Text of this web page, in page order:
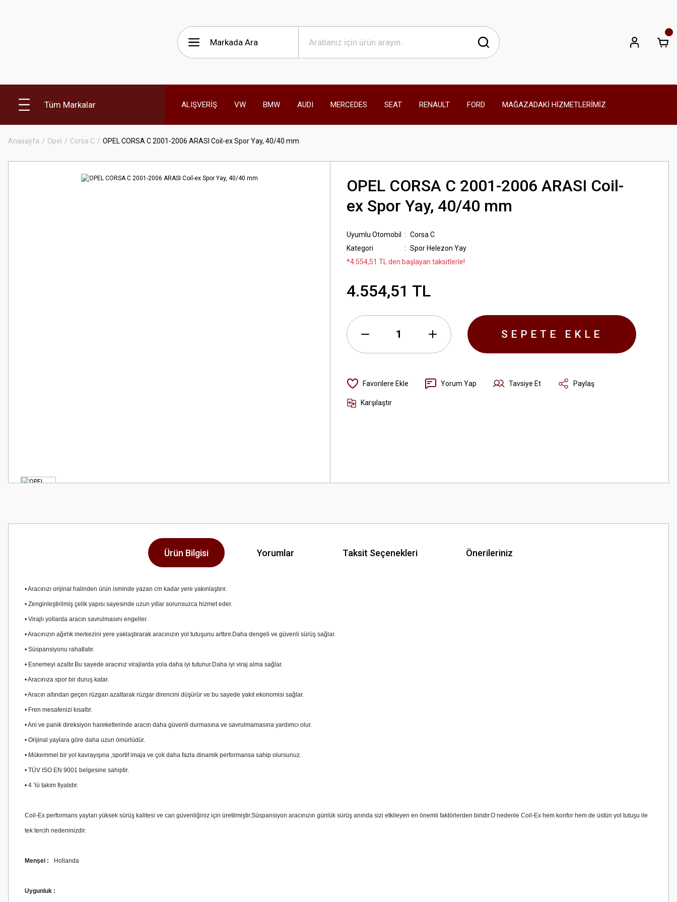
Tüm Markalar ALIŞVERİŞ VW BMW AUDI MERCEDES SEAT RENAULT FORD MAĞAZADAKİ HİZMETLERİMİZ
Anasayfa Opel Corsa C OPEL CORSA C 2001-2006 ARASI Coil-ex Spor Yay, 40/40 mm
OPEL CORSA C 2001-2006 ARASI Coil-
ex Spor Yay, 40/40 mm
Uyumlu Otomobil
Corsa C
Kategori
Spor Helezon Yay
*4.554,51 TL den başlayan taksitlerle!
4.554,51 TL
SEPETE EKLE
Yorum Yap Tavsiye Et Paylaş
Karşılaştır
Ürün Bilgisi Yorumlar Taksit Seçenekleri Önerileriniz
• Aracınızı orijinal halinden ürün isminde yazan cm kadar yere yakınlaştırır.
• Zenginleştirilmiş çelik yapısı sayesinde uzun yıllar sorunsuzca hizmet eder.
• Virajlı yollarda aracın savrulmasını engeller.
• Aracınızın ağırlık merkezini yere yaklaştırarak aracınızın yol tutuşunu arttırır.Daha dengeli ve güvenli sürüş sağlar.
• Süspansiyonu rahatlatır.
• Esnemeyi azaltır.Bu sayede aracınız virajlarda yola daha iyi tutunur.Daha iyi viraj alma sağlar.
• Aracınıza spor bir duruş katar.
• Aracın altından geçen rüzgarı azaltarak rüzgar direncini düşürür ve bu sayede yakıt ekonomisi sağlar.
• Fren mesafenizi kısaltır.
• Ani ve panik direksiyon hareketlerinde aracın daha güvenli durmasına ve savrulmamasına yardımcı olur.
• Orijinal yaylara göre daha uzun ömürlüdür.
• Mükemmel bir yol kavrayışına ,sportif imaja ve çok daha fazla dinamik performansa sahip olursunuz.
• TÜV ISO EN 9001 belgesine sahiptir.
• 4 ’lü takım fiyatıdır.
Coil-Ex performans yayları yüksek sürüş kalitesi ve can güvenliğiniz için üretilmiştir.Süspansiyon aracınızın günlük sürüş anında sizi etkileyen en önemli faktörlerden biridir.O nedenle Coil-Ex hem konfor hem de üstün yol tutuşu ile
tek tercih nedeninizdir.
Menşei : Hollanda
Uygunluk :